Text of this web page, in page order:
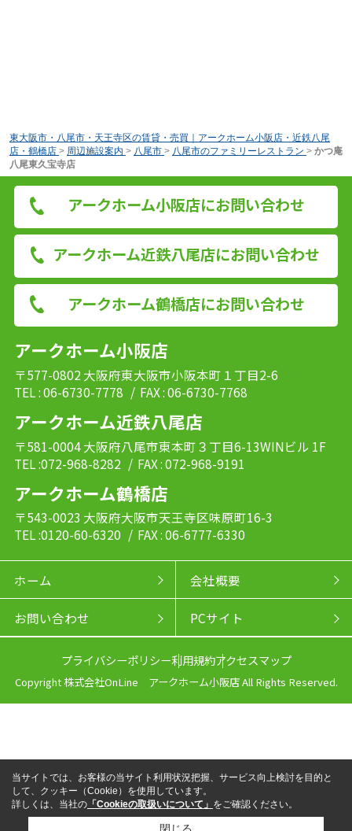
東大阪市・八尾市・天王寺区の賃貸・売買｜アークホーム小阪店・近鉄八尾
店・鶴橋店 > 周辺施設案内 > 八尾市 > 八尾市のファミリーレストラン > かつ庵
八尾東久宝寺店
アークホーム小阪店にお問い合わせ
アークホーム近鉄八尾店にお問い合わせ
アークホーム鶴橋店にお問い合わせ
アークホーム小阪店
〒577-0802 大阪府東大阪市小阪本町１丁目2-6
TEL : 06-6730-7778 / FAX : 06-6730-7768
アークホーム近鉄八尾店
〒581-0004 大阪府八尾市東本町３丁目6-13WINビル 1F
TEL :072-968-8282 / FAX : 072-968-9191
アークホーム鶴橋店
〒543-0023 大阪府大阪市天王寺区味原町16-3
TEL :0120-60-6320 / FAX : 06-6777-6330
ホーム 会社概要
お問い合わせ PCサイト
プライバシーポリシー利用規約アクセスマップ
Copyright 株式会社OnLine アークホーム小阪店 All Rights Reserved.
当サイトでは、お客様の当サイト利用状況把握、サービス向上検討を目的と
して、クッキー（Cookie）を使用しています。
詳しくは、当社の 「Cookieの取扱いについて」 をご確認ください。